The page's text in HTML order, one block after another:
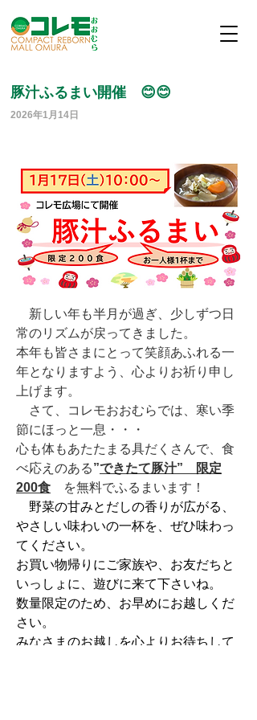
豚汁ふるまい開催 😊😊
2026年1月14日
新しい年も半月が過ぎ、少しずつ日
常のリズムが戻ってきました。
本年も皆さまにとって笑顔あふれる一
年となりますよう、心よりお祈り申し
上げます。
さて、コレモおおむらでは、寒い季
節にほっと一息・・・
心も体もあたたまる具だくさんで、食
べ応えのある”できたて豚汁”　限定
200食 を無料でふるまいます！
野菜の甘みとだしの香りが広がる、
やさしい味わいの一杯を、ぜひ味わっ
てください。
お買い物帰りにご家族や、お友だちと
いっしょに、遊びに来て下さいね。
数量限定のため、お早めにお越しくだ
さい。
みなさまのお越しを心よりお待ちして